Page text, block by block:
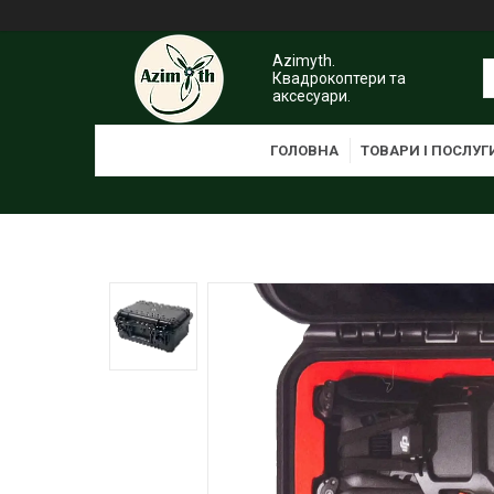
Azimyth.
Квадрокоптери та
аксесуари.
ГОЛОВНА ТОВАРИ І